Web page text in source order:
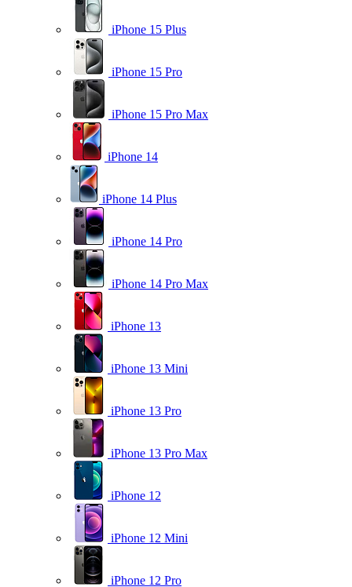
iPhone 15 Plus
iPhone 15 Pro
iPhone 15 Pro Max
iPhone 14
iPhone 14 Plus
iPhone 14 Pro
iPhone 14 Pro Max
iPhone 13
iPhone 13 Mini
iPhone 13 Pro
iPhone 13 Pro Max
iPhone 12
iPhone 12 Mini
iPhone 12 Pro